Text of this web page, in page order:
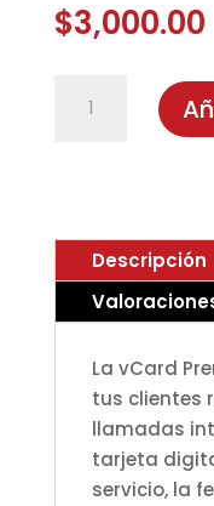
$3,000.00
Premium
Descripción
La vCard
tus clientes
llamadas
tarjeta
servicio, la